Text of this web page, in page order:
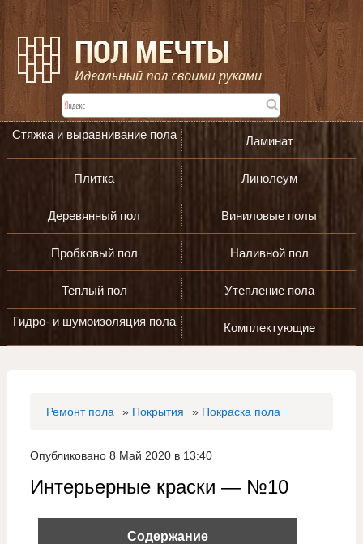
Стяжка и выравнивание пола Ламинат
Плитка Линолеум
Деревянный пол Виниловые полы
Пробковый пол Наливной пол
Теплый пол Утепление пола
Гидро- и шумоизоляция пола Комплектующие
Ремонт пола » Покрытия » Покраска пола
Опубликовано 8 Май 2020 в 13:40
Интерьерные краски — №10
Содержание